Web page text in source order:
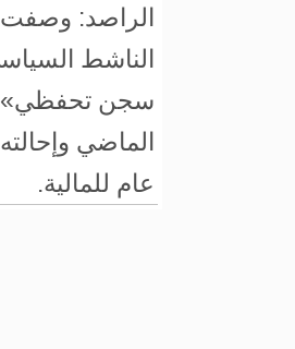
الراصد: وصفت
الناشط
سجن تحفظي»،
الماضي
عام للمالية.